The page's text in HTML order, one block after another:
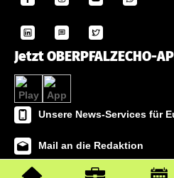
Jetzt OBERPFALZECHO-
Unsere News-Services für
Mail an die Redaktion